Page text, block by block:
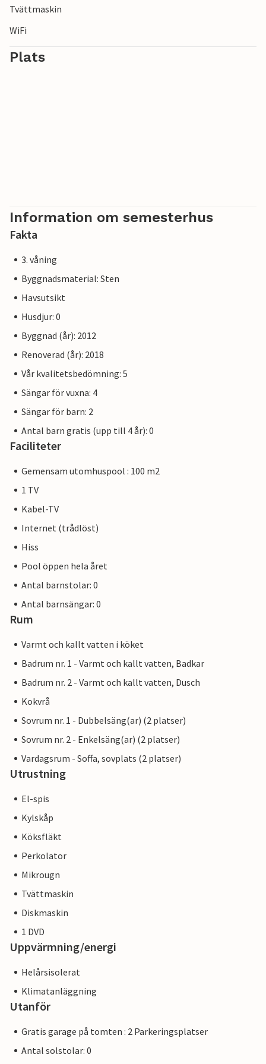
Tvättmaskin
WiFi
Plats
Information om semesterhus
Fakta
3. våning
Byggnadsmaterial: Sten
Havsutsikt
Husdjur: 0
Byggnad (år): 2012
Renoverad (år): 2018
Vår kvalitetsbedömning: 5
Sängar för vuxna: 4
Sängar för barn: 2
Antal barn gratis (upp till 4 år): 0
Faciliteter
Gemensam utomhuspool : 100 m2
1 TV
Kabel-TV
Internet (trådlöst)
Hiss
Pool öppen hela året
Antal barnstolar: 0
Antal barnsängar: 0
Rum
Varmt och kallt vatten i köket
Badrum nr. 1 - Varmt och kallt vatten, Badkar
Badrum nr. 2 - Varmt och kallt vatten, Dusch
Kokvrå
Sovrum nr. 1 - Dubbelsäng(ar) (2 platser)
Sovrum nr. 2 - Enkelsäng(ar) (2 platser)
Vardagsrum - Soffa, sovplats (2 platser)
Utrustning
El-spis
Kylskåp
Köksfläkt
Perkolator
Mikrougn
Tvättmaskin
Diskmaskin
1 DVD
Uppvärmning/energi
Helårsisolerat
Klimatanläggning
Utanför
Gratis garage på tomten : 2 Parkeringsplatser
Antal solstolar: 0